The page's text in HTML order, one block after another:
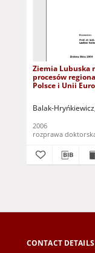
Ziemia Lubuska
procesów
Polsce i Unii
Balak-
2006
rozprawa
CONTACT DETAILS